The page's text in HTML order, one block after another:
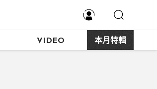
VIDEO 本月特輯